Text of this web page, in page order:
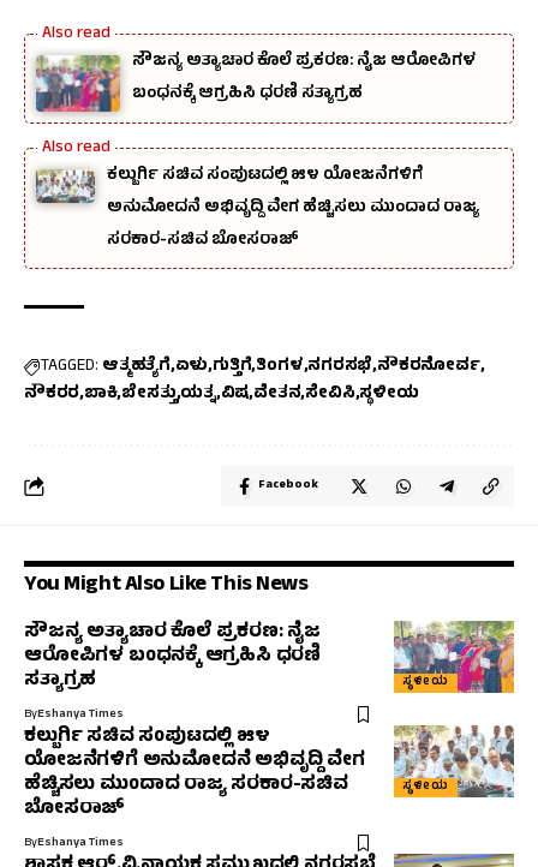
ಸೌಜನ್ಯ ಅತ್ಯಾಚಾರ ಕೊಲೆ ಪ್ರಕರಣ: ನೈಜ ಆರೋಪಿಗಳ
ಬಂಧನಕ್ಕೆ ಆಗ್ರಹಿಸಿ ಧರಣಿ ಸತ್ಯಾಗ್ರಹ
ಕಲ್ಬುರ್ಗಿ ಸಚಿವ ಸಂಪುಟದಲ್ಲಿ ೫೪ ಯೋಜನೆಗಳಿಗೆ
ಅನುಮೋದನೆ ಅಭಿವೃದ್ದಿ ವೇಗ ಹೆಚ್ಚಿಸಲು ಮುಂದಾದ ರಾಜ್ಯ
ಸರಕಾರ-ಸಚಿವ ಬೋಸರಾಜ್
TAGGED: ಆತ್ಮಹತ್ಯೆಗೆ ಏಳು ಗುತ್ತಿಗೆ ತಿಂಗಳನಗರಸಭೆನೌಕರನೋರ್ವ
ನೌಕರರಬಾಕಿಬೇಸತ್ತುಯತ್ನವಿಷ ವೇತನಸೇವಿಸಿಸ್ಥಳೀಯ
Facebook
You Might Also Like This News
ಸ್ಥಳೀಯ
ಸೌಜನ್ಯ ಅತ್ಯಾಚಾರ ಕೊಲೆ ಪ್ರಕರಣ: ನೈಜ
ಆರೋಪಿಗಳ ಬಂಧನಕ್ಕೆ ಆಗ್ರಹಿಸಿ ಧರಣಿ
ಸತ್ಯಾಗ್ರಹ
ByEshanya Times
ಸ್ಥಳೀಯ
ಕಲ್ಬುರ್ಗಿ ಸಚಿವ ಸಂಪುಟದಲ್ಲಿ ೫೪
ಯೋಜನೆಗಳಿಗೆ ಅನುಮೋದನೆ ಅಭಿವೃದ್ದಿ ವೇಗ
ಹೆಚ್ಚಿಸಲು ಮುಂದಾದ ರಾಜ್ಯ ಸರಕಾರ-ಸಚಿವ
ಬೋಸರಾಜ್
ByEshanya Times